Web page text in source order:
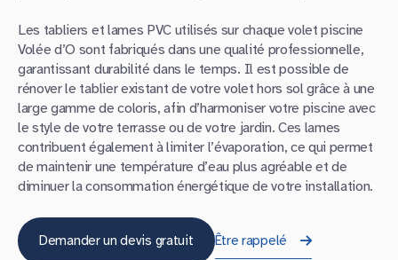
Les tabliers et lames PVC utilisés sur chaque volet piscine
Volée d’O sont fabriqués dans une qualité professionnelle,
garantissant durabilité dans le temps. Il est possible de
rénover le tablier existant de votre volet hors sol grâce à une
large gamme de coloris, afin d’harmoniser votre piscine avec
le style de votre terrasse ou de votre jardin. Ces lames
contribuent également à limiter l’évaporation, ce qui permet
de maintenir une température d’eau plus agréable et de
diminuer la consommation énergétique de votre installation.
Demander un devis gratuit Être rappelé